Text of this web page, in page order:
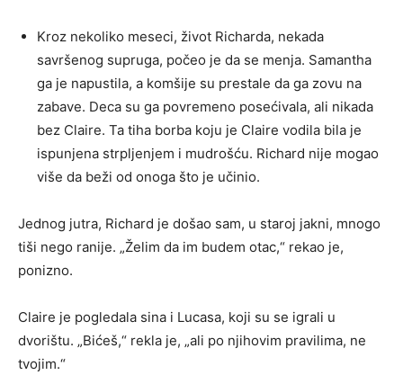
Kroz nekoliko meseci, život Richarda, nekada
savršenog supruga, počeo je da se menja. Samantha
ga je napustila, a komšije su prestale da ga zovu na
zabave. Deca su ga povremeno posećivala, ali nikada
bez Claire. Ta tiha borba koju je Claire vodila bila je
ispunjena strpljenjem i mudrošću. Richard nije mogao
više da beži od onoga što je učinio.
Jednog jutra, Richard je došao sam, u staroj jakni, mnogo
tiši nego ranije. „Želim da im budem otac,“ rekao je,
ponizno.
Claire je pogledala sina i Lucasa, koji su se igrali u
dvorištu. „Bićeš,“ rekla je, „ali po njihovim pravilima, ne
tvojim.“